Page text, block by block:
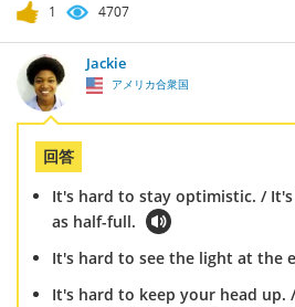
1 4707
Jackie
アメリカ合衆国
回答
It's hard to stay optimistic. /
as half-full.
It's hard to see the light at the
It's hard to keep your head up.